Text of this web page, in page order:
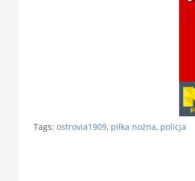
Tags: ostrovia1909, piłka nożna, policja